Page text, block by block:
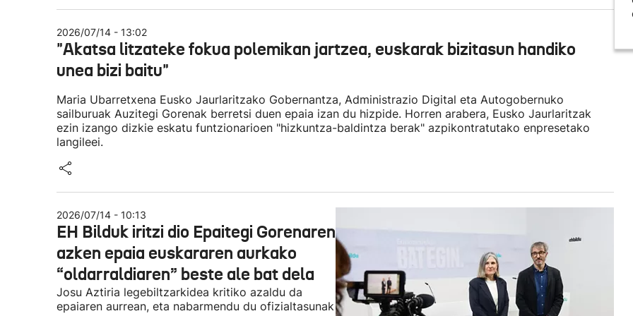
2026/07/14 - 13:02
"Akatsa litzateke fokua polemikan jartzea, euskarak bizitasun handiko
unea bizi baitu"
Maria Ubarretxena Eusko Jaurlaritzako Gobernantza, Administrazio Digital eta Autogobernuko
sailburuak Auzitegi Gorenak berretsi duen epaia izan du hizpide. Horren arabera, Eusko Jaurlaritzak
ezin izango dizkie eskatu funtzionarioen "hizkuntza-baldintza berak" azpikontratutako enpresetako
langileei.
2026/07/14 - 10:13
EH Bilduk iritzi dio Epaitegi Gorenaren
azken epaia euskararen aurkako
“oldarraldiaren” beste ale bat dela
Josu Aztiria legebiltzarkidea kritiko azaldu da
epaiaren aurrean, eta nabarmendu du ofizialtasunak